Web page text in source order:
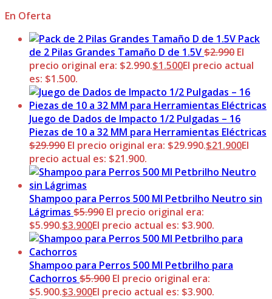
En Oferta
Pack
de 2 Pilas Grandes Tamaño D de 1.5V$2.990 El
precio original era: $2.990.$1.500El precio actual
es: $1.500.
Juego de Dados de Impacto 1/2 Pulgadas – 16
Piezas de 10 a 32 MM para Herramientas Eléctricas
$29.990 El precio original era: $29.990.$21.900El
precio actual es: $21.900.
Shampoo para Perros 500 Ml Petbrilho Neutro sin
Lágrimas $5.990 El precio original era:
$5.990.$3.900El precio actual es: $3.900.
Shampoo para Perros 500 Ml Petbrilho para
Cachorros $5.900 El precio original era:
$5.900.$3.900El precio actual es: $3.900.